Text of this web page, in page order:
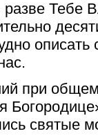
Тебе
описать
при
святые